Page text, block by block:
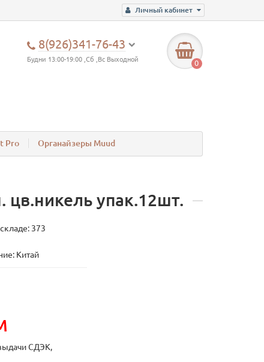
Личный кабинет
8(926)341-76-43
Будни 13:00-19:00 ,Сб ,Вс Выходной 0
Pro Органайзеры Muud
упак.12шт.
373
Китай
СДЭК,